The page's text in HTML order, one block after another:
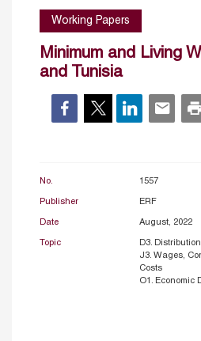
Working Papers
Minimum and Living
and Tunisia
No. 1557
Publisher ERF
Date August, 2022
Topic
D3. Distribution
J3. Wages,
Costs
O1. Economic